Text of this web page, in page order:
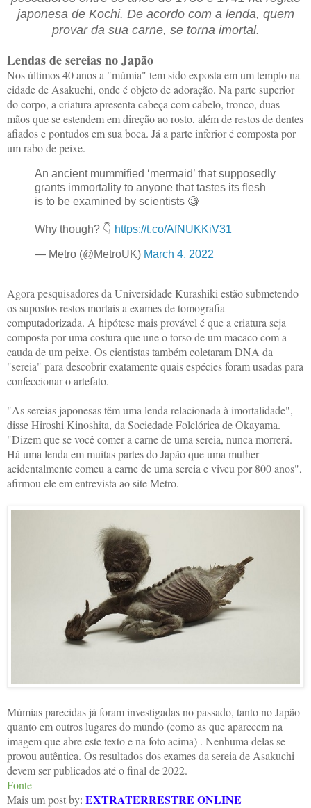
japonesa de Kochi. De acordo com a lenda, quem
provar da sua carne, se torna imortal.
Lendas de sereias no Japão
Nos últimos 40 anos a "múmia" tem sido exposta em um templo na
cidade de Asakuchi, onde é objeto de adoração. Na parte superior
do corpo, a criatura apresenta cabeça com cabelo, tronco, duas
mãos que se estendem em direção ao rosto, além de restos de dentes
afiados e pontudos em sua boca. Já a parte inferior é composta por
um rabo de peixe.
An ancient mummified ‘mermaid’ that supposedly
grants immortality to anyone that tastes its flesh
is to be examined by scientists 🧐
Why though? 👇 https://t.co/AfNUKKiV31
— Metro (@MetroUK) March 4, 2022
Agora pesquisadores da Universidade Kurashiki estão submetendo
os supostos restos mortais a exames de tomografia
computadorizada. A hipótese mais provável é que a criatura seja
composta por uma costura que une o torso de um macaco com a
cauda de um peixe. Os cientistas também coletaram DNA da
"sereia" para descobrir exatamente quais espécies foram usadas para
confeccionar o artefato.
"As sereias japonesas têm uma lenda relacionada à imortalidade",
disse Hiroshi Kinoshita, da Sociedade Folclórica de Okayama.
"Dizem que se você comer a carne de uma sereia, nunca morrerá.
Há uma lenda em muitas partes do Japão que uma mulher
acidentalmente comeu a carne de uma sereia e viveu por 800 anos",
afirmou ele em entrevista ao site Metro.
Múmias parecidas já foram investigadas no passado, tanto no Japão
quanto em outros lugares do mundo (como as que aparecem na
imagem que abre este texto e na foto acima) . Nenhuma delas se
provou autêntica. Os resultados dos exames da sereia de Asakuchi
devem ser publicados até o final de 2022.
Fonte
Mais um post by: EXTRATERRESTRE ONLINE